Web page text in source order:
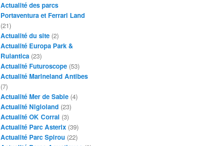
Actualité des parcs
Portaventura et Ferrari Land
(21)
Actualité du site (2)
Actualité Europa Park &
Rulantica (23)
Actualité Futuroscope (53)
Actualité Marineland Antibes
(7)
Actualité Mer de Sable (4)
Actualité Nigloland (23)
Actualité OK Corral (3)
Actualité Parc Asterix (39)
Actualité Parc Spirou (22)